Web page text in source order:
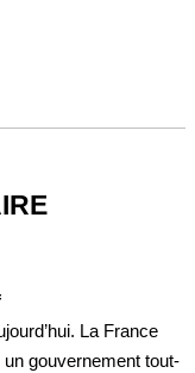
La France
gouvernement tout-